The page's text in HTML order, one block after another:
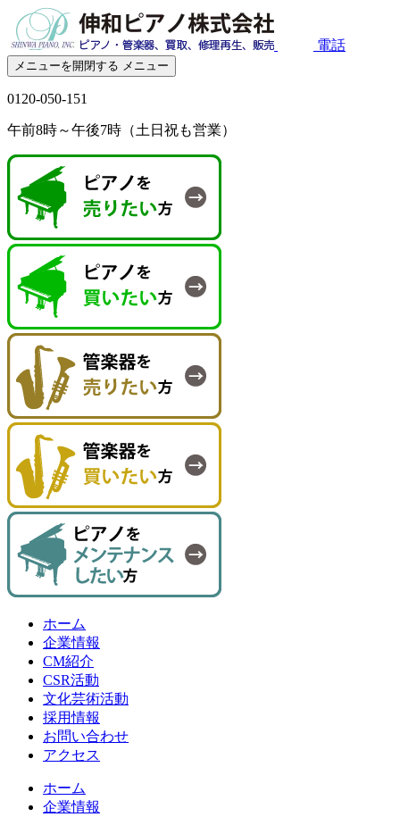
電話
メニューを開閉する メニュー
0120-050-151
午前8時～午後7時（土日祝も営業）
ホーム
企業情報
CM紹介
CSR活動
文化芸術活動
採用情報
お問い合わせ
アクセス
ホーム
企業情報